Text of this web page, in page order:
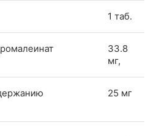
1 таб.
33.8
мг,
25 мг